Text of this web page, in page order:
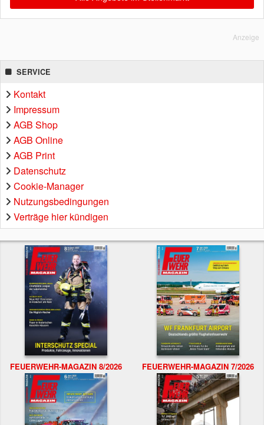
Anzeige
SERVICE
Kontakt
Impressum
AGB Shop
AGB Online
AGB Print
Datenschutz
Cookie-Manager
Nutzungsbedingungen
Verträge hier kündigen
FEUERWEHR-MAGAZIN 8/2026 FEUERWEHR-MAGAZIN 7/2026